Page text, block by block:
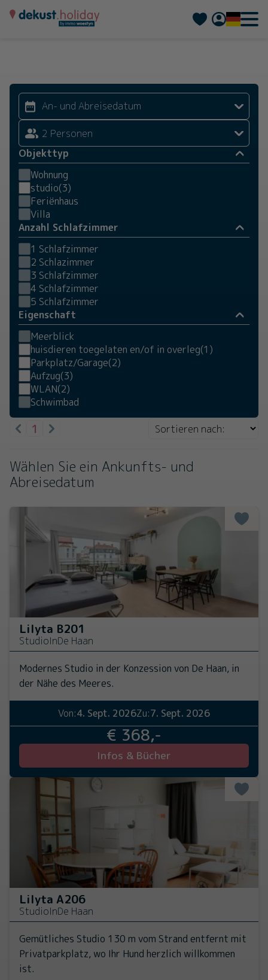
Français
2 Personen
Objekttyp
Wohnung
studio(3)
Feriënhaus
Villa
Anzahl Schlafzimmer
1 Schlafzimmer
2 Schlazimmer
3 Schlafzimmer
4 Schlafzimmer
5 Schlafzimmer
Eigenschaft
Meerblick
huisdieren toegelaten en/of in overleg(1)
Parkplatz/Garage(2)
Aufzug(3)
WLAN(2)
Schwimbad
1
Wählen Sie ein Ankunfts- und
Abreisedatum
Lilyta B201
StudioInDe Haan
Modernes Studio in der Konzession von De Haan, in
der Nähe des Meeres.
Von:4. Sept. 2026Zu:7. Sept. 2026
€ 368,-
Infos & Bücher
Lilyta A206
StudioInDe Haan
Gemütliches Studio 130 m vom Strand entfernt mit
Privatparkplatz, wo Ihr Hund herzlich willkommen
ist.